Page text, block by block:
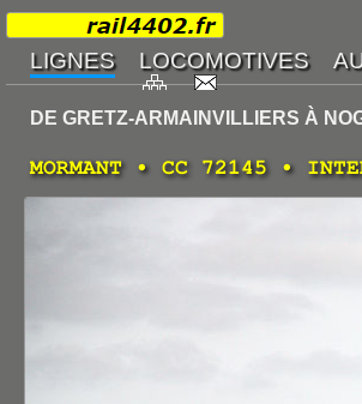
DE GRETZ-ARMAINVILLIERS À
MORMANT • CC 72145 •